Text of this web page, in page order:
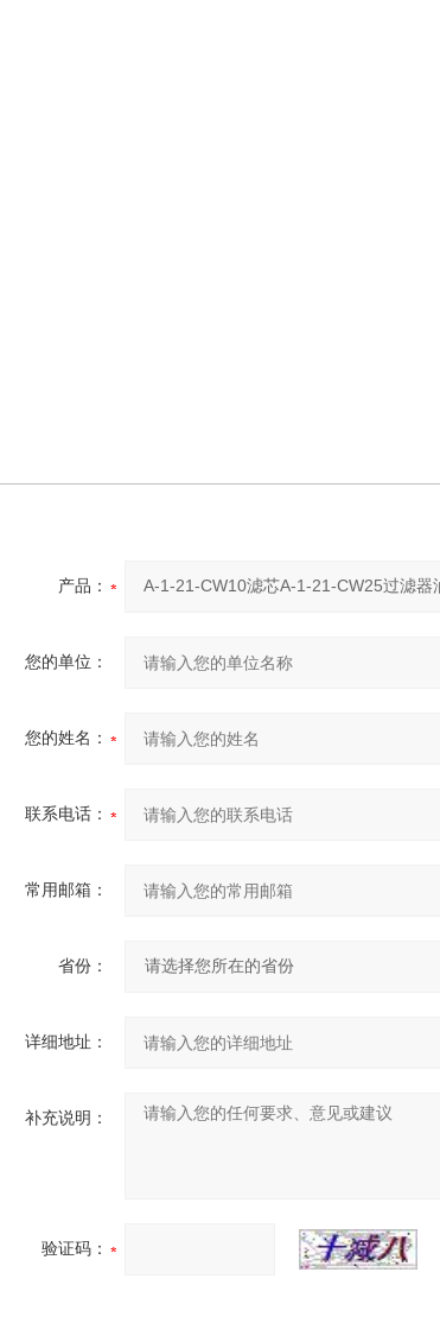
产品：
您的单位：
您的姓名：
联系电话：
常用邮箱：
省份：
详细地址：
补充说明：
验证码：